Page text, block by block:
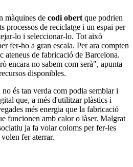
màquines de codi obertque podrien
processos de reciclatge i un espai per
lo i seleccionar-lo. Tot això
fer-ho a gran escala. Per ara compten
ateneus de fabricació de Barcelona.
encara no sabem com serà", apunta
disponibles.
és tan verda com podia semblar i
que, a més d'utilitzar plàstics i
més energia que la fabricació
funcionen amb calor o làser. Malgrat
ja fa volar coloms per fer-les
fer aterrar.